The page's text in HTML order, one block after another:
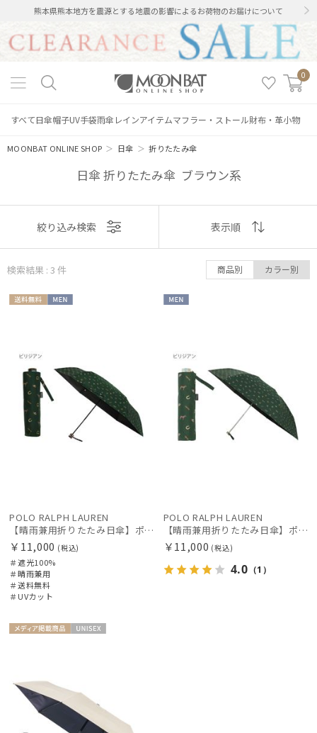
熊本県熊本地方を震源とする地震の影響によるお荷物のお届けについて
0
すべて日傘帽子UV手袋雨傘 レインアイテムマフラー・ストール財布・革小物
MOONBAT ONLINE SHOP ＞ 日傘 ＞折りたたみ傘
日傘 折りたたみ傘 ブラウン系
絞り込み
カテゴリー
ブランド
帽子
表示
おすすめ
順
価格の低い
順
人気順
絞り込み検索 表示順
検索結果 : 3 件 商品別 カラー別
POLO RALPH LAUREN
【晴雨兼用折りたたみ日傘】ポロ ラルフ ローレン (POLO RALPH LAUREN) 馬具 遮光100% UVメンズ日傘 簡単開閉
￥11,000 (税込)
＃遮光100%
＃晴雨兼用
＃送料無料
＃UVカット
POLO RALPH LAUREN
【晴雨兼用折りたたみ日傘】ポロ ラルフ ローレン (POLO RALPH LAUREN) 馬具 雨の日OK 軽量 一級遮光99.99% 遮熱 UV 晴雨兼用
￥11,000 (税込)
4.0 （1）